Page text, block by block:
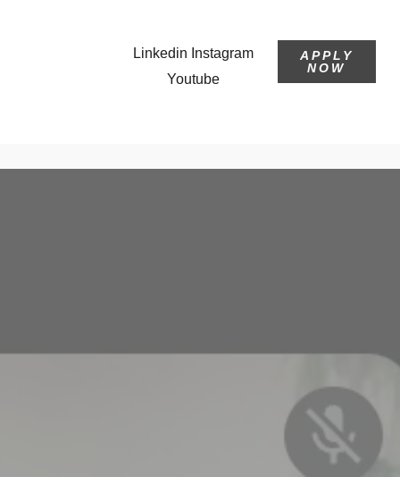
Linkedin Instagram
Youtube
APPLY
NOW